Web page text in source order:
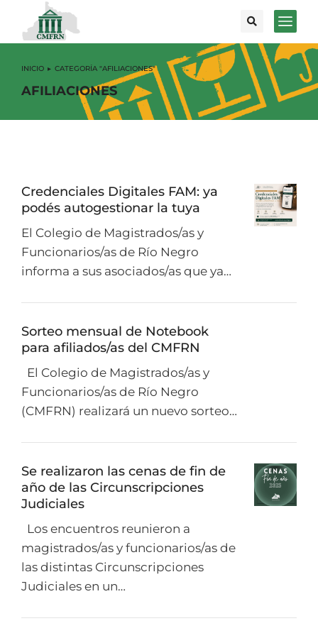
Estás aquí:
INICIO CATEGORÍA "AFILIACIONES"
AFILIACIONES
Credenciales Digitales FAM: ya
podés autogestionar la tuya
El Colegio de Magistrados/as y
Funcionarios/as de Río Negro
informa a sus asociados/as que ya…
Sorteo mensual de Notebook
para afiliados/as del CMFRN
El Colegio de Magistrados/as y
Funcionarios/as de Río Negro
(CMFRN) realizará un nuevo sorteo…
Se realizaron las cenas de fin de
año de las Circunscripciones
Judiciales
Los encuentros reunieron a
magistrados/as y funcionarios/as de
las distintas Circunscripciones
Judiciales en un…